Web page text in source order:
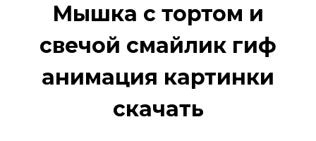
Мышка с тортом и
свечой смайлик гиф
анимация картинки
скачать